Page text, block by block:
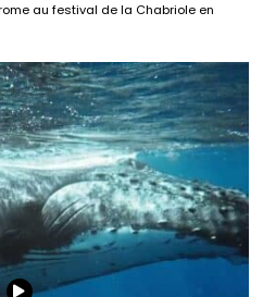
au festival de la Chabriole en